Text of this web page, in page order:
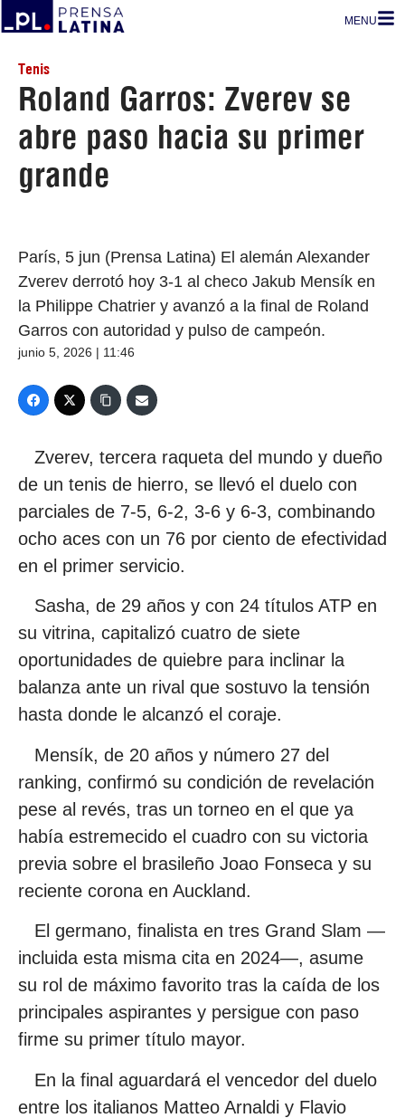
MENU
Tenis
Roland Garros: Zverev se
abre paso hacia su primer
grande
París, 5 jun (Prensa Latina) El alemán Alexander
Zverev derrotó hoy 3-1 al checo Jakub Mensík en
la Philippe Chatrier y avanzó a la final de Roland
Garros con autoridad y pulso de campeón.
junio 5, 2026 | 11:46
Zverev, tercera raqueta del mundo y dueño
de un tenis de hierro, se llevó el duelo con
parciales de 7-5, 6-2, 3-6 y 6-3, combinando
ocho aces con un 76 por ciento de efectividad
en el primer servicio.
Sasha, de 29 años y con 24 títulos ATP en
su vitrina, capitalizó cuatro de siete
oportunidades de quiebre para inclinar la
balanza ante un rival que sostuvo la tensión
hasta donde le alcanzó el coraje.
Mensík, de 20 años y número 27 del
ranking, confirmó su condición de revelación
pese al revés, tras un torneo en el que ya
había estremecido el cuadro con su victoria
previa sobre el brasileño Joao Fonseca y su
reciente corona en Auckland.
El germano, finalista en tres Grand Slam —
incluida esta misma cita en 2024—, asume
su rol de máximo favorito tras la caída de los
principales aspirantes y persigue con paso
firme su primer título mayor.
En la final aguardará el vencedor del duelo
entre los italianos Matteo Arnaldi y Flavio